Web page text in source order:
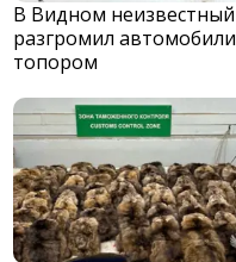
В Видном неизвестный
разгромил автомобили
топором